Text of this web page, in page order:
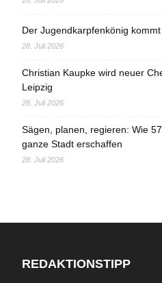
Der Jugendkarpfenkönig
28. Juli 2026
Christian Kaupke wird neuer
Leipzig
28. Juli 2026
Sägen, planen, regieren: Wie
ganze Stadt erschaffen
28. Juli 2026
REDAKTIONSTIPP